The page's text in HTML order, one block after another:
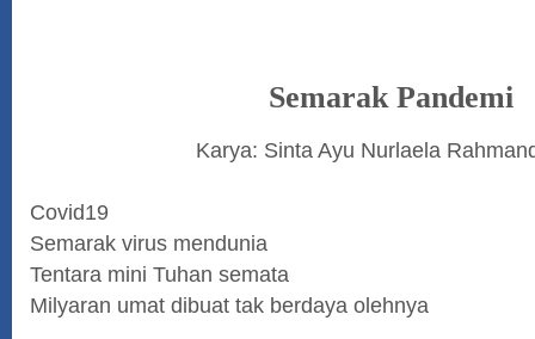
Semarak Pandemi
Karya: Sinta Ayu Nurlaela
Covid19
Semarak virus mendunia
Tentara mini Tuhan semata
Milyaran umat dibuat tak berdaya olehnya